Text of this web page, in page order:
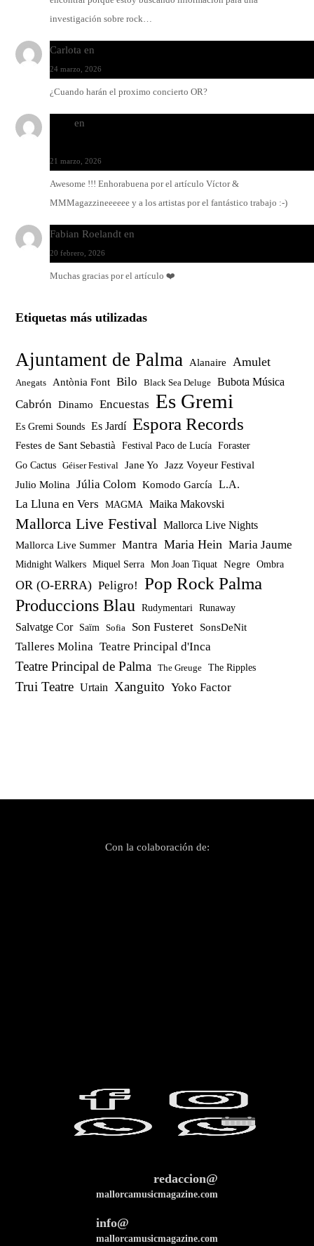
investigación sobre rock…
Carlota en
24 marzo, 2026
¿Cuando harán el proximo concierto OR?
en
21 marzo, 2026
Awesome !!! Enhorabuena por el artículo Víctor &
MMMagazzineeeeee y a los artistas por el fantástico trabajo :-)
Fabian Roelandt en
20 febrero, 2026
Muchas gracias por el artículo ❤️
Etiquetas más utilizadas
Ajuntament de Palma Alanaire Amulet
Anegats Antònia Font Bilo Black Sea Deluge Bubota Música
Cabrón Dinamo Encuestas Es Gremi
Es Gremi Sounds Es Jardí Espora Records
Festes de Sant Sebastià Festival Paco de Lucía Foraster
Go Cactus Géiser Festival Jane Yo
Jazz Voyeur Festival
Julio Molina
Júlia Colom Komodo García L.A.
La Lluna en Vers MAGMA Maika Makovski
Mallorca Live Festival Mallorca Live Nights
Mallorca Live Summer Mantra Maria Hein Maria Jaume
Midnight Walkers Miquel Serra Mon Joan Tiquat Negre Ombra
OR (O-ERRA) Peligro!
Pop Rock Palma
Produccions Blau
Rudymentari Runaway
Salvatge Cor Saïm Sofia Son Fusteret SonsDeNit
Talleres Molina Teatre Principal d'Inca
Teatre Principal de Palma The Greuge The Ripples
Trui Teatre Urtain Xanguito Yoko Factor
Con la colaboración de:
redaccion@
mallorcamusicmagazine.com
info@
mallorcamusicmagazine.com